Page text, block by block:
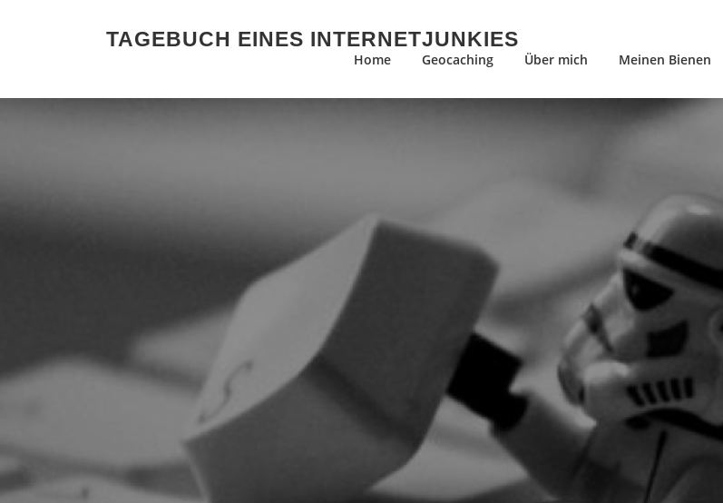
TAGEBUCH EINES INTERNETJUNKIES
Home Geocaching Über mich Meinen Bienen